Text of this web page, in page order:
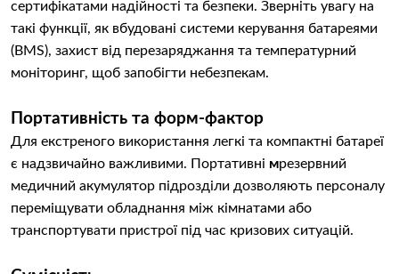
сертифікатами надійності та безпеки. Зверніть увагу на
такі функції, як вбудовані системи керування батареями
(BMS), захист від перезаряджання та температурний
моніторинг, щоб запобігти небезпекам.
Портативність та форм-фактор
Для екстреного використання легкі та компактні батареї
є надзвичайно важливими. Портативні мрезервний
медичний акумулятор підрозділи дозволяють персоналу
переміщувати обладнання між кімнатами або
транспортувати пристрої під час кризових ситуацій.